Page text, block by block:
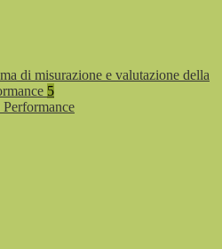
di misurazione e valutazione della
5